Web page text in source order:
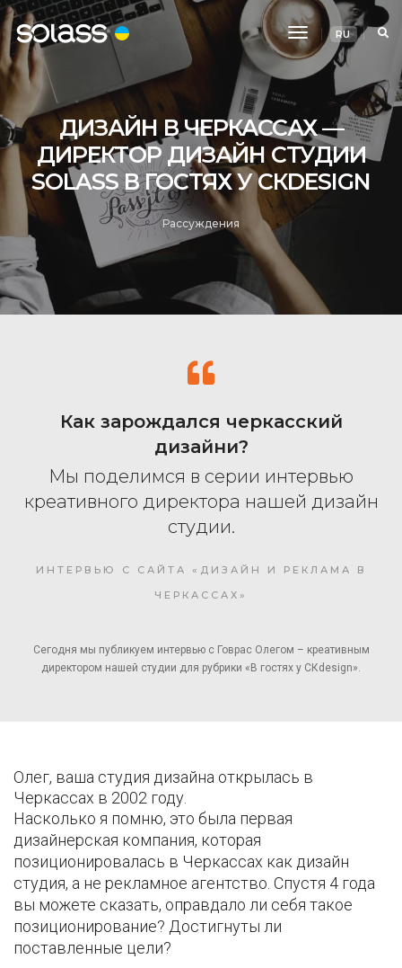
Toggle
Navigation
RU
ДИЗАЙН В ЧЕРКАССАХ —
ДИРЕКТОР ДИЗАЙН СТУДИИ
SOLASS В ГОСТЯХ У СКDESIGN
Рассуждения
Как зарождался черкасский
дизайни?
Мы поделимся в серии интервью
креативного директора нашей дизайн
студии.
ИНТЕРВЬЮ С САЙТА «ДИЗАЙН И РЕКЛАМА В
ЧЕРКАССАХ»
Сегодня мы публикуем интервью с Говрас Олегом – креативным
директором нашей студии для рубрики «В гостях у СКdesign».
Олег, ваша студия дизайна открылась в
Черкассах в 2002 году.
Насколько я помню, это была первая
дизайнерская компания, которая
позиционировалась в Черкассах как дизайн
студия, а не рекламное агентство. Спустя 4 года
вы можете сказать, оправдало ли себя такое
позиционирование? Достигнуты ли
поставленные цели?